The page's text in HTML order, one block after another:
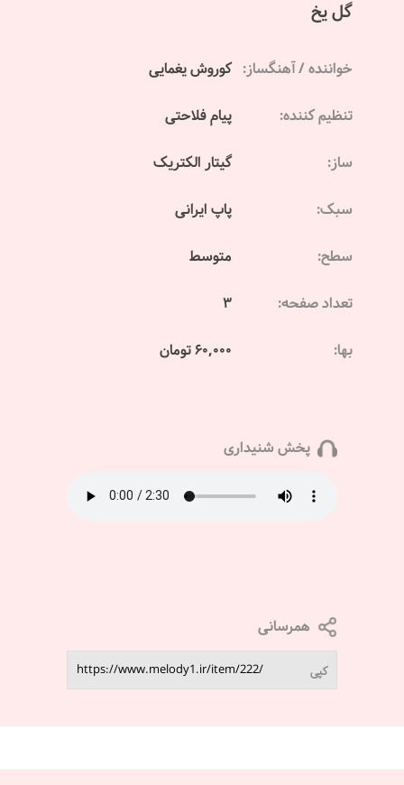
گل یخ
خواننده / آهنگساز: کوروش یغمایی
تنظیم کننده: پیام فلاحتی
ساز: گیتار الکتریک
سبک: پاپ ایرانی
سطح: متوسط
تعداد صفحه: 3
بها: 60,000 تومان
پخش شنیداری
همرسانی
کپی